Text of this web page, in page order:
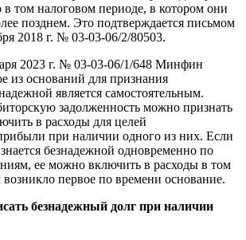
в том налоговом периоде, в котором они
позднем. Это подтверждается письмом
2018 г. № 03-03-06/2/80503.
2023 г. № 03-03-06/1/648 Минфин
из оснований для признания
является самостоятельным.
задолженность можно признать
в расходы для целей
при наличии одного из них. Если
безнадежной одновременно по
ее можно включить в расходы в том
первое по времени основание.
безнадежный долг при наличии